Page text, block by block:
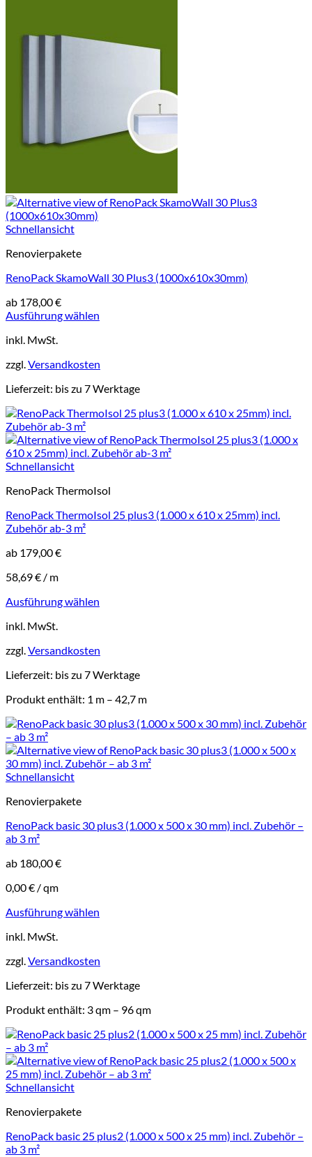
Schnellansicht
Renovierpakete
RenoPack SkamoWall 30 Plus3 (1000x610x30mm)
ab 178,00€
Ausführung wählen
Produkt
mehrere
auf.
Die
Optionen
können
auf
der
Produktseite
gewählt
inkl. MwSt.
zzgl.Versandkosten
Lieferzeit: bis zu 7 Werktage
Schnellansicht
RenoPack ThermoIsol
RenoPack ThermoIsol 25 plus3 (1.000 x 610 x 25mm) incl.
Zubehör ab-3 m²
ab 179,00€
58,69€ / m
Ausführung wählen
Produkt
mehrere
auf.
Die
Optionen
können
auf
der
Produktseite
gewählt
werden
inkl. MwSt.
zzgl.Versandkosten
Lieferzeit: bis zu 7 Werktage
Produkt enthält: 1 m – 42,7 m
Schnellansicht
Renovierpakete
RenoPack basic 30 plus3 (1.000 x 500 x 30 mm) incl. Zubehör –
ab 3 m²
ab 180,00€
0,00€ /qm
Ausführung wählen
Produkt
mehrere
auf.
Die
Optionen
können
auf
der
Produktseite
gewählt
werden
inkl. MwSt.
zzgl.Versandkosten
Lieferzeit: bis zu 7 Werktage
Produkt enthält: 3qm – 96qm
Schnellansicht
Renovierpakete
RenoPack basic 25 plus2 (1.000 x 500 x 25 mm) incl. Zubehör –
ab 3 m²